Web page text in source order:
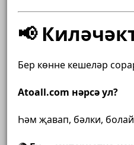
📢
Бер көнне кешеләр
Atoall.com нәрсә ул?
Һәм җавап, бәлки,